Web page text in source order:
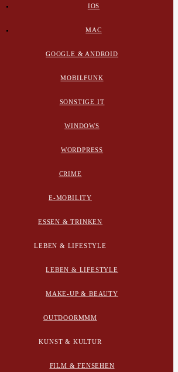
IOS
MAC
GOOGLE & ANDROID
MOBILFUNK
SONSTIGE IT
WINDOWS
WORDPRESS
CRIME
E-MOBILITY
ESSEN & TRINKEN
LEBEN & LIFESTYLE
LEBEN & LIFESTYLE
MAKE-UP & BEAUTY
OUTDOORMMM
KUNST & KULTUR
FILM & FENSEHEN